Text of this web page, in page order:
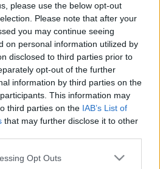
please use the below opt-out
Please note that after your
you may continue seeing
on personal information utilized by
disclosed to third parties prior to
opt-out of the further
information by third parties on the
This information may
third parties on the IAB’s List of
that may further disclose it to other
app uses one or more Google
Opt Outs
tárlaton több mint 100
része külföldi
Bécsből, Madridból
Goya
a spanyol festészetet.